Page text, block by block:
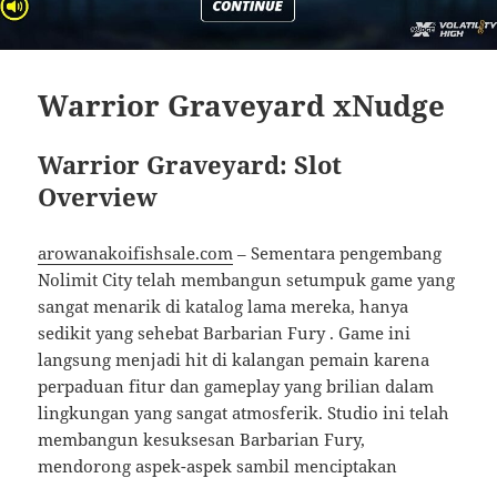
Warrior Graveyard xNudge
Warrior Graveyard: Slot
Overview
arowanakoifishsale.com – Sementara pengembang
Nolimit City telah membangun setumpuk game yang
sangat menarik di katalog lama mereka, hanya
sedikit yang sehebat Barbarian Fury . Game ini
langsung menjadi hit di kalangan pemain karena
perpaduan fitur dan gameplay yang brilian dalam
lingkungan yang sangat atmosferik. Studio ini telah
membangun kesuksesan Barbarian Fury,
mendorong aspek-aspek sambil menciptakan